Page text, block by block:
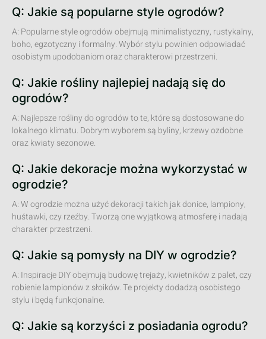
Q: Jakie są popularne style ogrodów?
A: Popularne style ogrodów obejmują minimalistyczny, rustykalny,
boho, egzotyczny i formalny. Wybór stylu powinien odpowiadać
osobistym upodobaniom oraz charakterowi przestrzeni.
Q: Jakie rośliny najlepiej nadają się do
ogrodów?
A: Najlepsze rośliny do ogrodów to te, które są dostosowane do
lokalnego klimatu. Dobrym wyborem są byliny, krzewy ozdobne
oraz kwiaty sezonowe.
Q: Jakie dekoracje można wykorzystać w
ogrodzie?
A: W ogrodzie można użyć dekoracji takich jak donice, lampiony,
huśtawki, czy rzeźby. Tworzą one wyjątkową atmosferę i nadają
charakter przestrzeni.
Q: Jakie są pomysły na DIY w ogrodzie?
A: Inspiracje DIY obejmują budowę trejaży, kwietników z palet, czy
robienie lampionów z słoików. Te projekty dodadzą osobistego
stylu i będą funkcjonalne.
Q: Jakie są korzyści z posiadania ogrodu?